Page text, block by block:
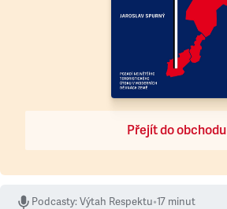
Přejít do obchodu
Podcasty:Výtah Respektu•17 minut